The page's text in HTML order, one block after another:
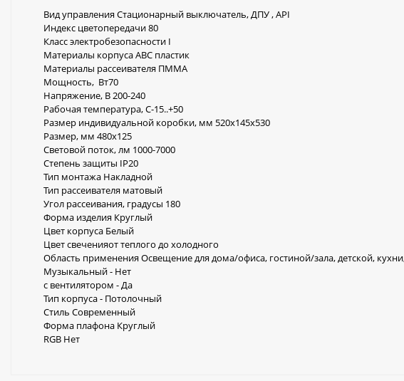
Вид управления Стационарный выключатель, ДПУ , API
Индекс цветопередачи 80
Класс электробезопасности I
Материалы корпуса АВС пластик
Материалы рассеивателя ПММА
Мощность, Вт70
Напряжение, В 200-240
Рабочая температура, С-15..+50
Размер индивидуальной коробки, мм 520х145х530
Размер, мм 480x125
Световой поток, лм 1000-7000
Степень защиты IP20
Тип монтажа Накладной
Тип рассеивателя матовый
Угол рассеивания, градусы 180
Форма изделия Круглый
Цвет корпуса Белый
Цвет свеченияот теплого до холодного
Область применения Освещение для дома/офиса, гостиной/зала, детской,
Музыкальный - Нет
с вентилятором - Да
Тип корпуса - Потолочный
Стиль Современный
Форма плафона Круглый
RGB Нет